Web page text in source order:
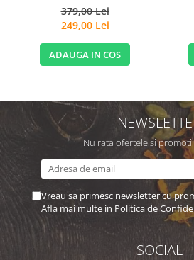
si Micronutrienti - Vitadote
379,00 Lei
249,00 Lei
ADAUGA IN COS
Nu rata ofertele si
Vreau sa primesc newsletter cu
Afla mai multe in Politica de
SOCIAL